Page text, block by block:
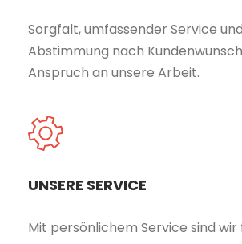
Sorgfalt, umfassender Service
Abstimmung nach
Anspruch an unsere Arbeit.
UNSERE SERVICE
Mit persönlichem Service sind wir